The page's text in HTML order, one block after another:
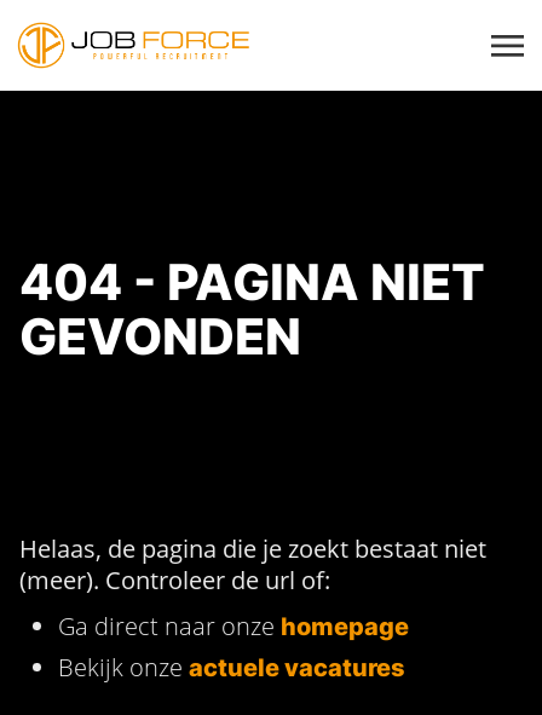
404 - PAGINA NIET
GEVONDEN
Helaas, de pagina die je zoekt bestaat niet
(meer). Controleer de url of:
Ga direct naar onze homepage
Bekijk onze actuele vacatures